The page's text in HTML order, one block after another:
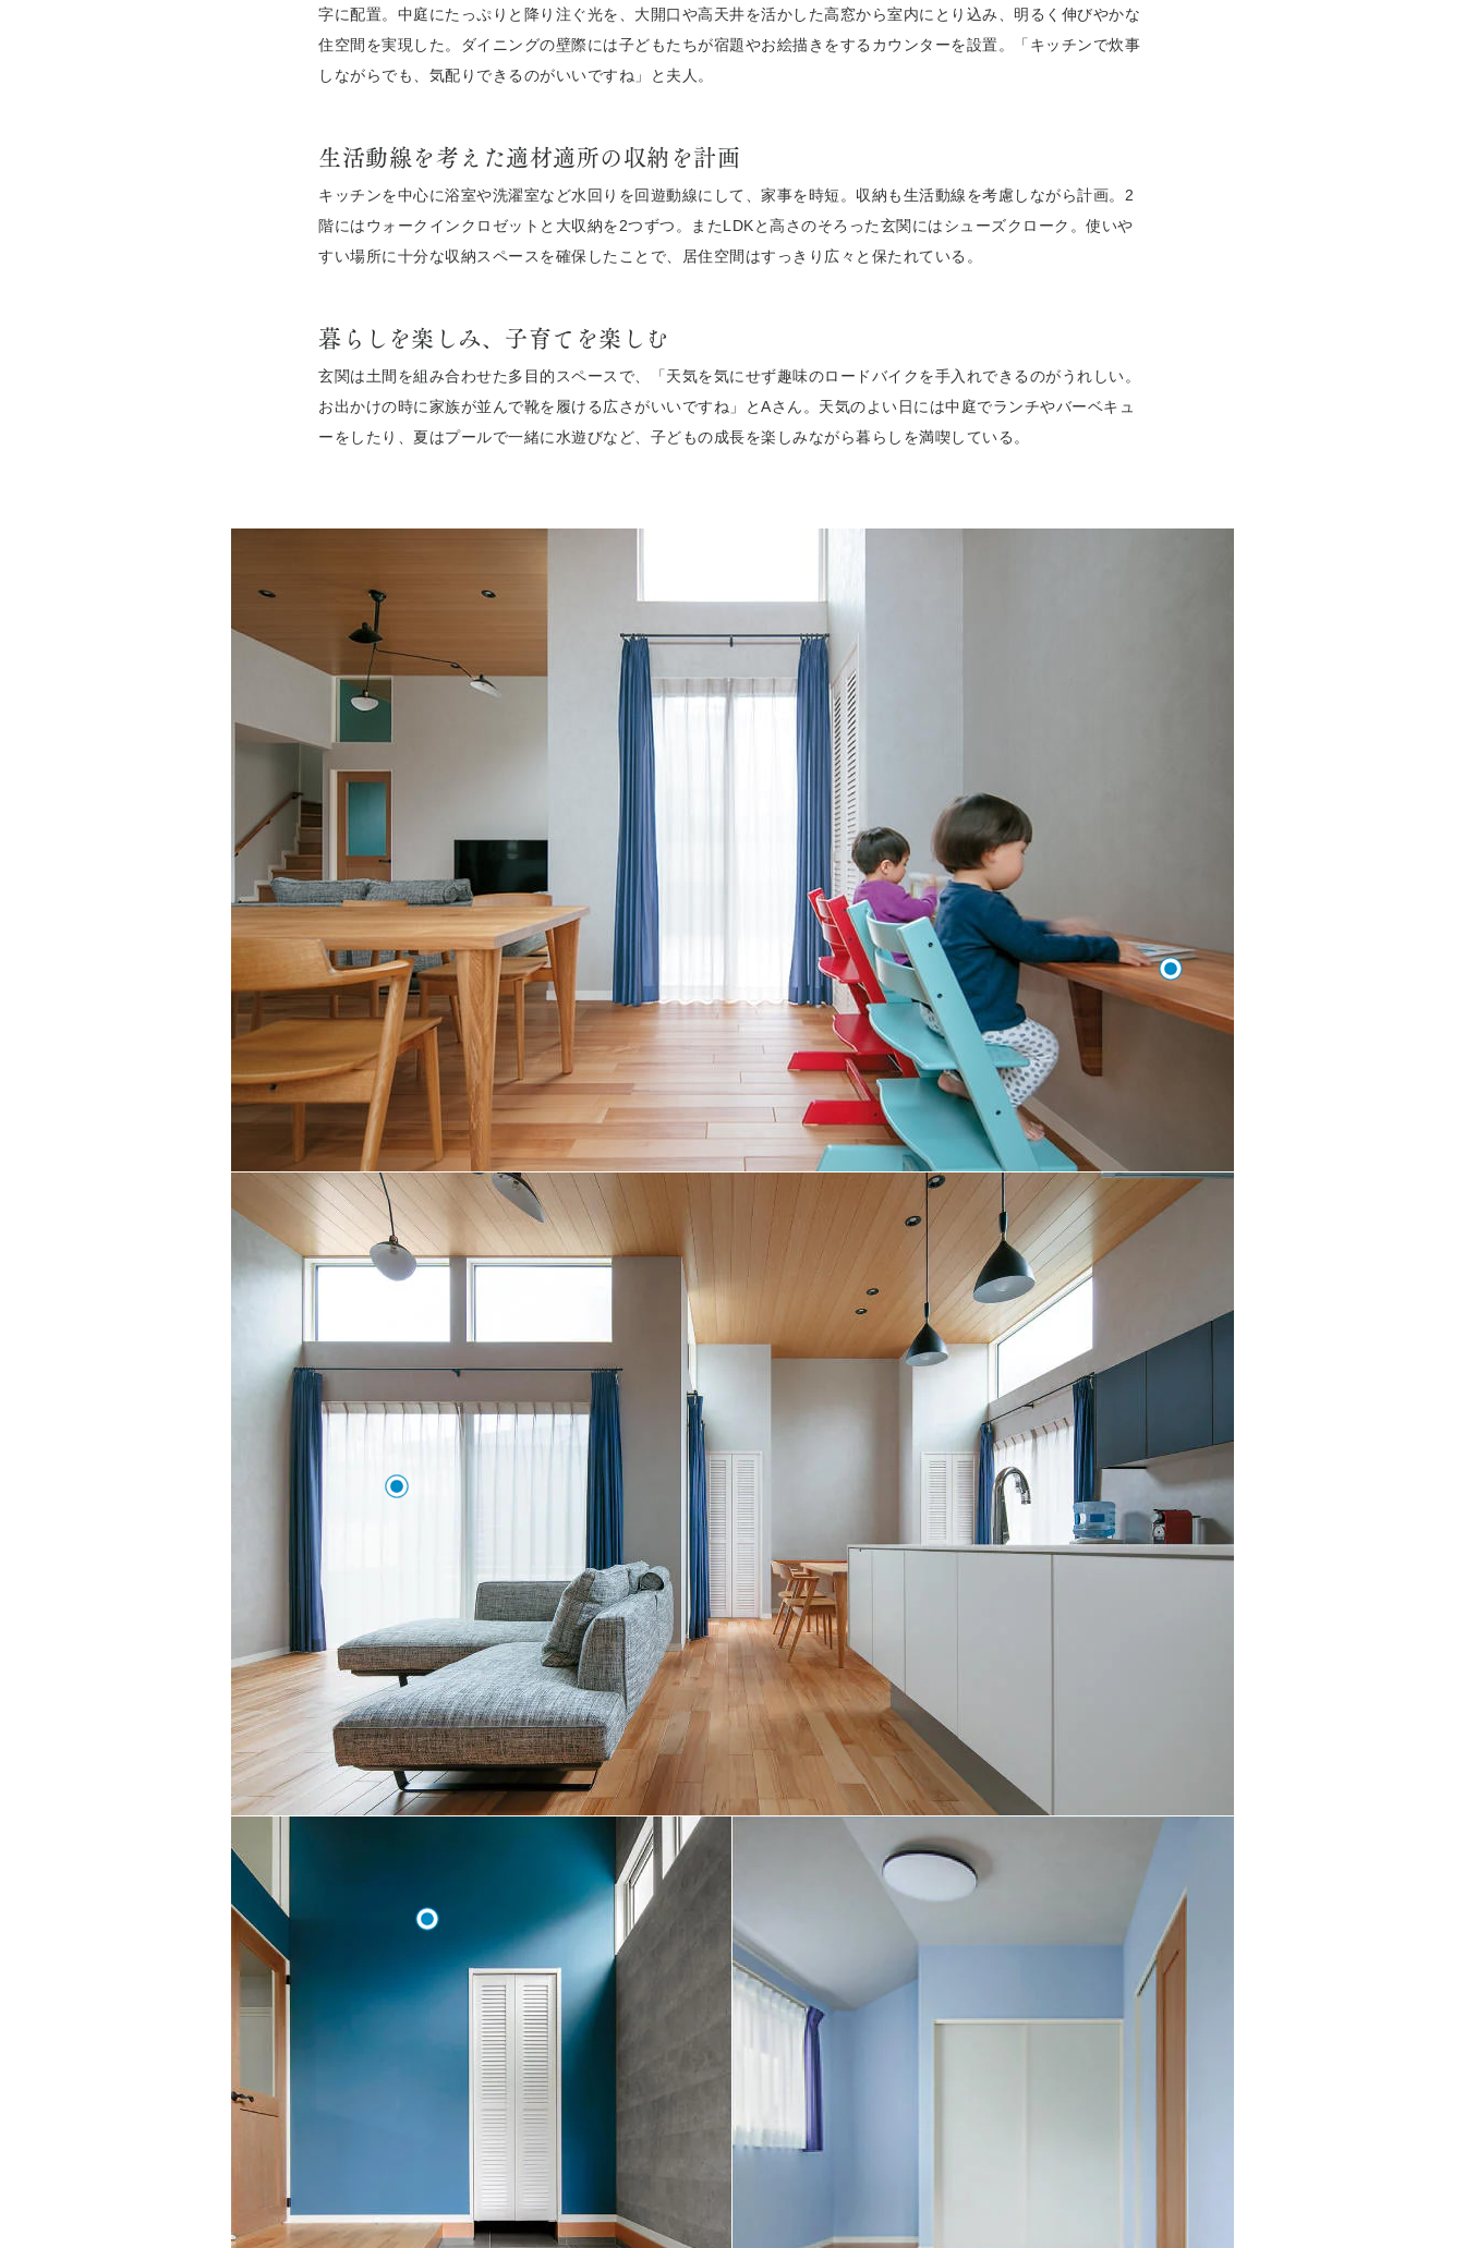
字に配置。中庭にたっぷりと降り注ぐ光を、大開口や高天井を活かした高窓から室内にとり込み、明るく伸びやかな
住空間を実現した。ダイニングの壁際には子どもたちが宿題やお絵描きをするカウンターを設置。「キッチンで炊事
しながらでも、気配りできるのがいいですね」と夫人。
生活動線を考えた適材適所の収納を計画
キッチンを中心に浴室や洗濯室など水回りを回遊動線にして、家事を時短。収納も生活動線を考慮しながら計画。2
階にはウォークインクロゼットと大収納を2つずつ。またLDKと高さのそろった玄関にはシューズクローク。使いや
すい場所に十分な収納スペースを確保したことで、居住空間はすっきり広々と保たれている。
暮らしを楽しみ、子育てを楽しむ
玄関は土間を組み合わせた多目的スペースで、「天気を気にせず趣味のロードバイクを手入れできるのがうれしい。
お出かけの時に家族が並んで靴を履ける広さがいいですね」とAさん。天気のよい日には中庭でランチやバーベキュ
ーをしたり、夏はプールで一緒に水遊びなど、子どもの成長を楽しみながら暮らしを満喫している。